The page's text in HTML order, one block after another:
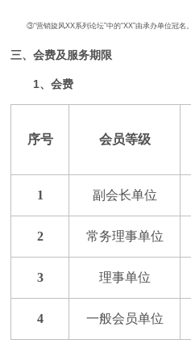
③“营销旋风XX系列论坛”中的“XX”由承办单位冠名。
三、会费及服务期限
1、会费
序号 会员等级
1 副会长单位
2 常务理事单位
3 理事单位
4 一般会员单位